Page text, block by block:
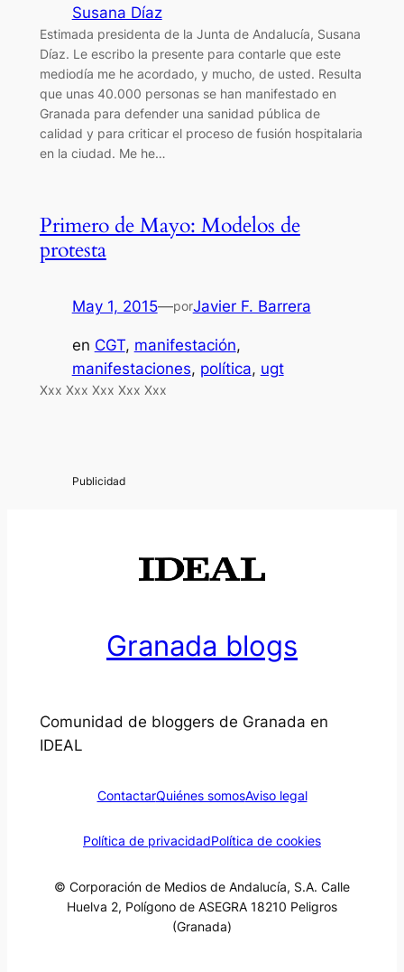
Susana Díaz
Estimada presidenta de la Junta de Andalucía, Susana
Díaz. Le escribo la presente para contarle que este
mediodía me he acordado, y mucho, de usted. Resulta
que unas 40.000 personas se han manifestado en
Granada para defender una sanidad pública de
calidad y para criticar el proceso de fusión hospitalaria
en la ciudad. Me he…
Primero de Mayo: Modelos de
protesta
May 1, 2015—porJavier F. Barrera
en CGT, manifestación
manifestaciones, política, ugt
Xxx Xxx Xxx Xxx Xxx
Granada blogs
Comunidad de bloggers de Granada en
IDEAL
ContactarQuiénes somosAviso legal
Política de privacidadPolítica de cookies
© Corporación de Medios de Andalucía, S.A. Calle
Huelva 2, Polígono de ASEGRA 18210 Peligros
(Granada)